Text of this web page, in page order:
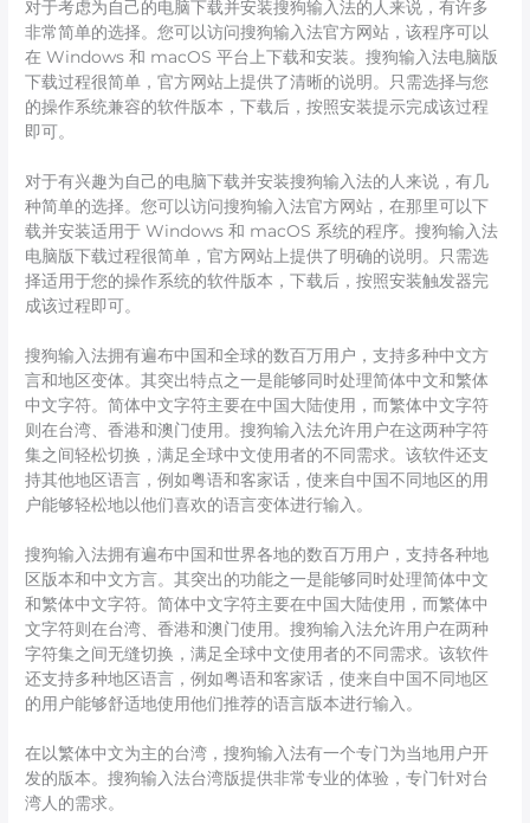
对于考虑为自己的电脑下载并安装搜狗输入法的人来说，有许多
非常简单的选择。您可以访问搜狗输入法官方网站，该程序可以
在 Windows 和 macOS 平台上下载和安装。搜狗输入法电脑版
下载过程很简单，官方网站上提供了清晰的说明。只需选择与您
的操作系统兼容的软件版本，下载后，按照安装提示完成该过程
即可。
对于有兴趣为自己的电脑下载并安装搜狗输入法的人来说，有几
种简单的选择。您可以访问搜狗输入法官方网站，在那里可以下
载并安装适用于 Windows 和 macOS 系统的程序。搜狗输入法
电脑版下载过程很简单，官方网站上提供了明确的说明。只需选
择适用于您的操作系统的软件版本，下载后，按照安装触发器完
成该过程即可。
搜狗输入法拥有遍布中国和全球的数百万用户，支持多种中文方
言和地区变体。其突出特点之一是能够同时处理简体中文和繁体
中文字符。简体中文字符主要在中国大陆使用，而繁体中文字符
则在台湾、香港和澳门使用。搜狗输入法允许用户在这两种字符
集之间轻松切换，满足全球中文使用者的不同需求。该软件还支
持其他地区语言，例如粤语和客家话，使来自中国不同地区的用
户能够轻松地以他们喜欢的语言变体进行输入。
搜狗输入法拥有遍布中国和世界各地的数百万用户，支持各种地
区版本和中文方言。其突出的功能之一是能够同时处理简体中文
和繁体中文字符。简体中文字符主要在中国大陆使用，而繁体中
文字符则在台湾、香港和澳门使用。搜狗输入法允许用户在两种
字符集之间无缝切换，满足全球中文使用者的不同需求。该软件
还支持多种地区语言，例如粤语和客家话，使来自中国不同地区
的用户能够舒适地使用他们推荐的语言版本进行输入。
在以繁体中文为主的台湾，搜狗输入法有一个专门为当地用户开
发的版本。搜狗输入法台湾版提供非常专业的体验，专门针对台
湾人的需求。